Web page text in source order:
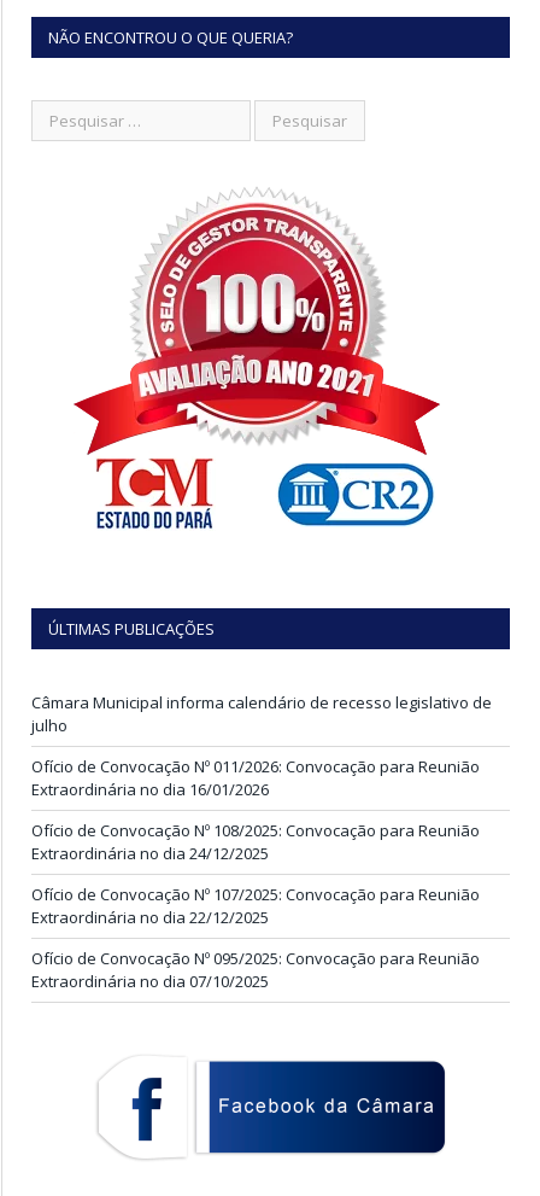
NÃO ENCONTROU O QUE QUERIA?
ÚLTIMAS PUBLICAÇÕES
Câmara Municipal informa calendário de recesso legislativo de
julho
Ofício de Convocação Nº 011/2026: Convocação para Reunião
Extraordinária no dia 16/01/2026
Ofício de Convocação Nº 108/2025: Convocação para Reunião
Extraordinária no dia 24/12/2025
Ofício de Convocação Nº 107/2025: Convocação para Reunião
Extraordinária no dia 22/12/2025
Ofício de Convocação Nº 095/2025: Convocação para Reunião
Extraordinária no dia 07/10/2025